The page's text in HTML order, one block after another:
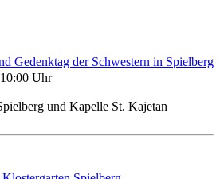
Gedenktag der Schwestern in Spielberg
Uhr
und Kapelle St. Kajetan